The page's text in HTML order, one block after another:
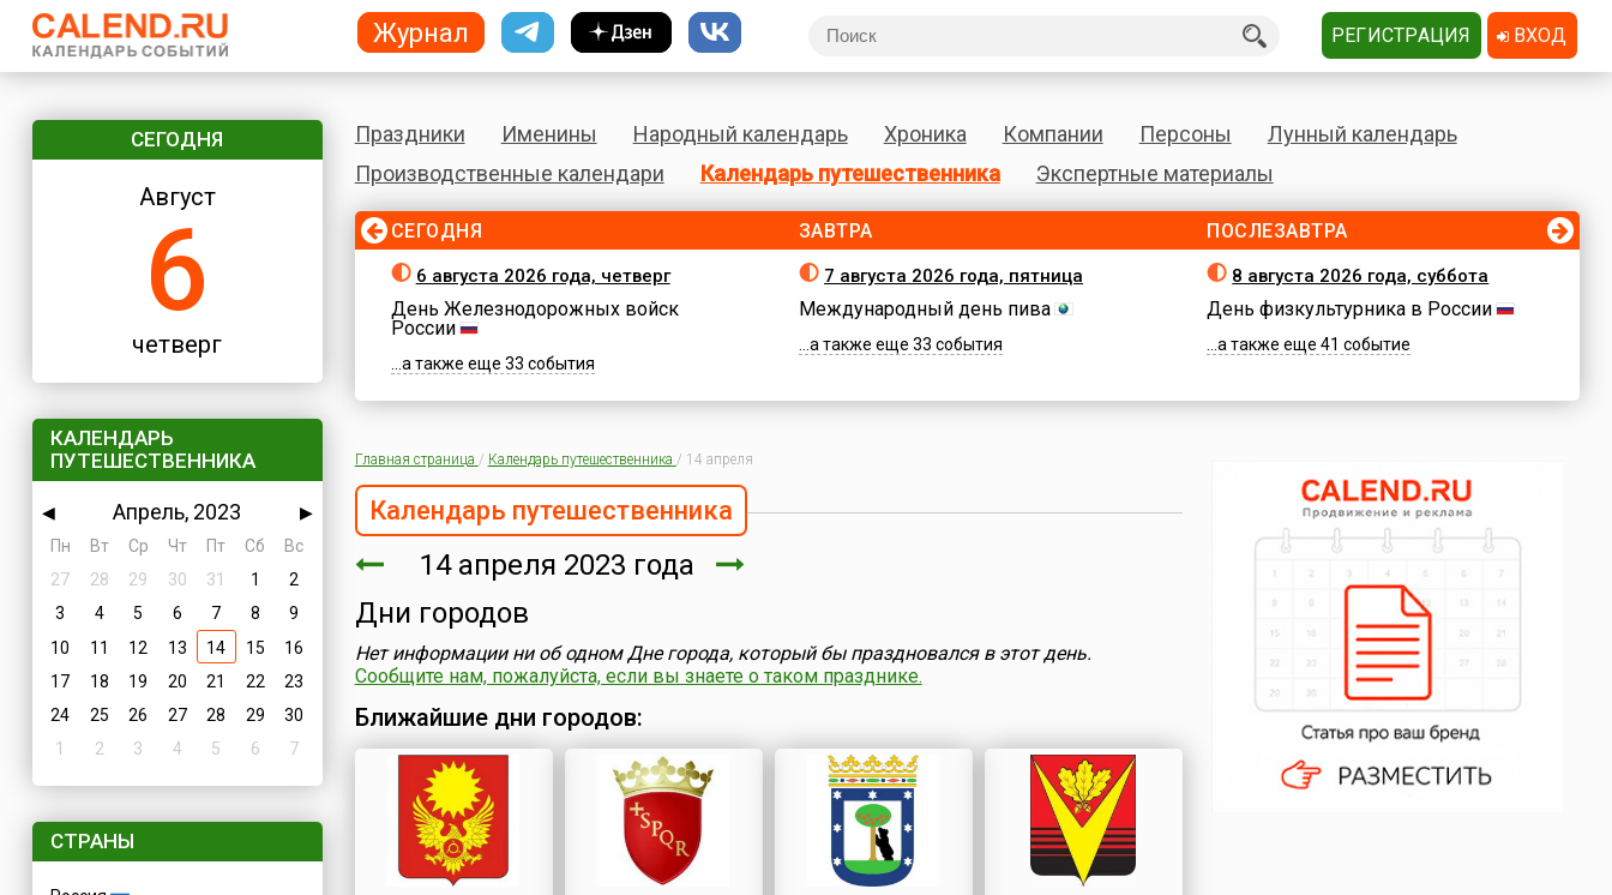
СЕГОДНЯ
Август
6
четверг
КАЛЕНДАРЬ
ПУТЕШЕСТВЕННИКА
◀ Апрель, 2023
▶
Пн
Вт Ср Чт Пт Сб
Вс
27
28 29 30 31 1
2
3
4 5 6 7 8
9
10
11 12 13 14 15
16
17
18 19 20 21 22
23
24
25 26 27 28 29
30
1
2 3 4 5 6 7
СТРАНЫ
Праздники Именины Народный календарь Хроника Компании Персоны
Лунный календарь
Производственные календари
Календарь путешественника Экспертные материалы
СЕГОДНЯ
6 августа 2026 года, четверг
День Железнодорожных войск
России
...а также еще 33 события
ЗАВТРА
7 августа 2026 года, пятница
Международный день пива
...а также еще 33 события
ПОСЛЕЗАВТРА
8 августа 2026 года, суббота
День физкультурника в России
...а также еще 41 событие
Главная страница / Календарь путешественника / 14 апреля
Календарь путешественника
14 апреля 2023 года
Дни городов
Нет информации ни об одном Дне города, который бы праздновался в этот день.
Сообщите нам, пожалуйста, если вы знаете о таком празднике.
Ближайшие дни городов:
Журнал РЕГИСТРАЦИЯ ВХОД